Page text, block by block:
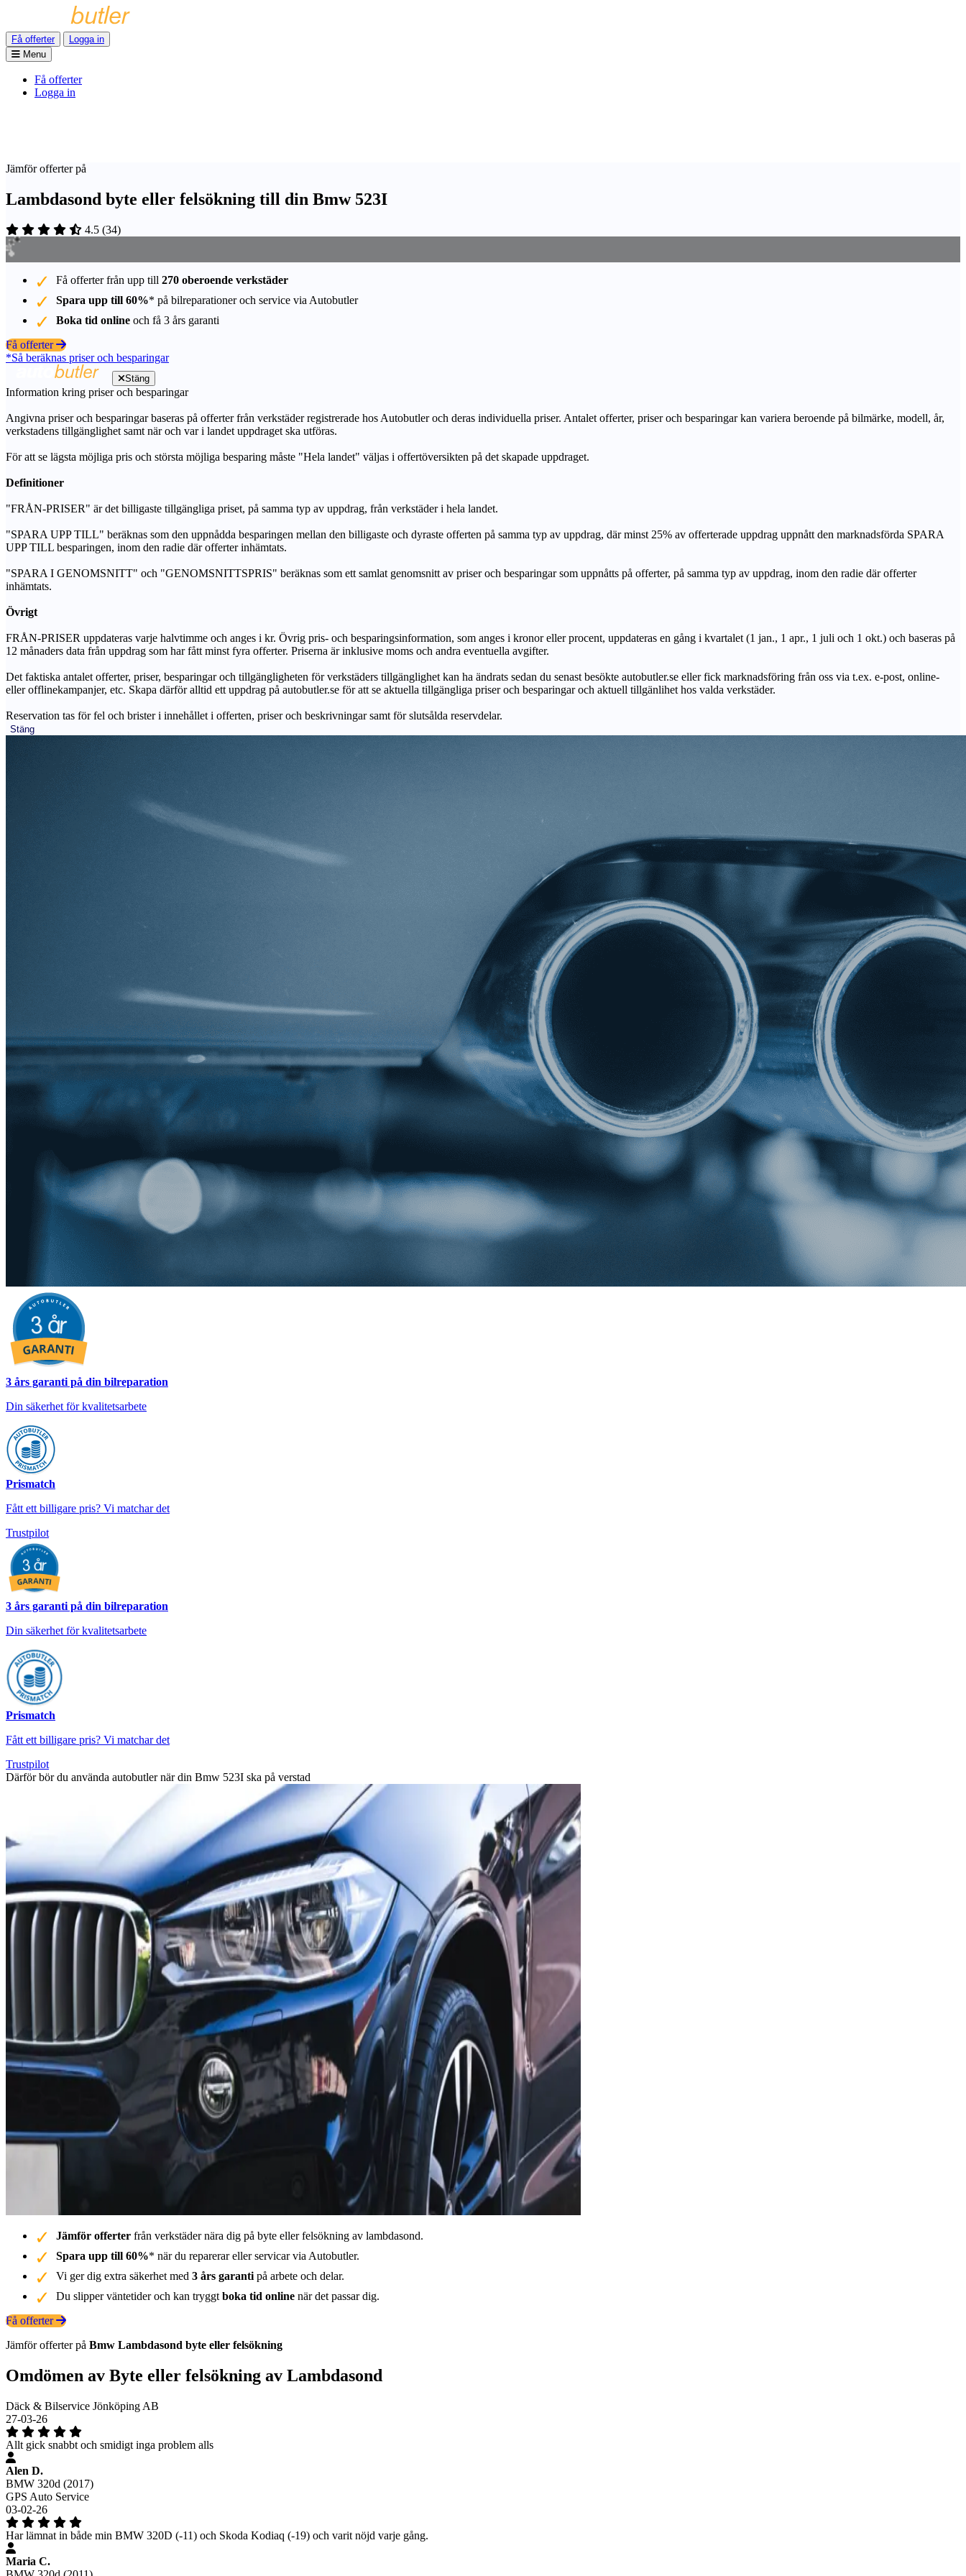
Få offerter
Logga in
Menu
Få offerter
Logga in
Jämför offerter på
Lambdasond byte eller felsökning till din Bmw 523I
4.5 (34)
Få offerter från upp till 270 oberoende verkstäder
Spara upp till 60%* på bilreparationer och service via Autobutler
Boka tid online och få 3 års garanti
Få offerter
*Så beräknas priser och besparingar
Stäng
Information kring priser och besparingar
Angivna priser och besparingar baseras på offerter från verkstäder registrerade hos Autobutler och deras individuella priser. Antalet offerter, priser och besparingar kan variera beroende på bilmärke, modell, år,
verkstadens tillgänglighet samt när och var i landet uppdraget ska utföras.
För att se lägsta möjliga pris och största möjliga besparing måste "Hela landet" väljas i offertöversikten på det skapade uppdraget.
Definitioner
"FRÅN-PRISER" är det billigaste tillgängliga priset, på samma typ av uppdrag, från verkstäder i hela landet.
"SPARA UPP TILL" beräknas som den uppnådda besparingen mellan den billigaste och dyraste offerten på samma typ av uppdrag, där minst 25% av offerterade uppdrag uppnått den marknadsförda SPARA
UPP TILL besparingen, inom den radie där offerter inhämtats.
"SPARA I GENOMSNITT" och "GENOMSNITTSPRIS" beräknas som ett samlat genomsnitt av priser och besparingar som uppnåtts på offerter, på samma typ av uppdrag, inom den radie där offerter
inhämtats.
Övrigt
FRÅN-PRISER uppdateras varje halvtimme och anges i kr. Övrig pris- och besparingsinformation, som anges i kronor eller procent, uppdateras en gång i kvartalet (1 jan., 1 apr., 1 juli och 1 okt.) och baseras på
12 månaders data från uppdrag som har fått minst fyra offerter. Priserna är inklusive moms och andra eventuella avgifter.
Det faktiska antalet offerter, priser, besparingar och tillgängligheten för verkstäders tillgänglighet kan ha ändrats sedan du senast besökte autobutler.se eller fick marknadsföring från oss via t.ex. e-post, online-
eller offlinekampanjer, etc. Skapa därför alltid ett uppdrag på autobutler.se för att se aktuella tillgängliga priser och besparingar och aktuell tillgänlihet hos valda verkstäder.
Reservation tas för fel och brister i innehållet i offerten, priser och beskrivningar samt för slutsålda reservdelar.
Stäng
3 års garanti på din bilreparation
Din säkerhet för kvalitetsarbete
Prismatch
Fått ett billigare pris? Vi matchar det
Trustpilot
3 års garanti på din bilreparation
Din säkerhet för kvalitetsarbete
Prismatch
Fått ett billigare pris? Vi matchar det
Trustpilot
Därför bör du använda autobutler när din Bmw 523I ska på verstad
Jämför offerter från verkstäder nära dig på byte eller felsökning av lambdasond.
Spara upp till 60%* när du reparerar eller servicar via Autobutler.
Vi ger dig extra säkerhet med 3 års garanti på arbete och delar.
Du slipper väntetider och kan tryggt boka tid online när det passar dig.
Få offerter
Jämför offerter på Bmw Lambdasond byte eller felsökning
Omdömen av Byte eller felsökning av Lambdasond
Däck & Bilservice Jönköping AB
27-03-26
Allt gick snabbt och smidigt inga problem alls
Alen D.
BMW 320d (2017)
GPS Auto Service
03-02-26
Har lämnat in både min BMW 320D (-11) och Skoda Kodiaq (-19) och varit nöjd varje gång.
Maria C.